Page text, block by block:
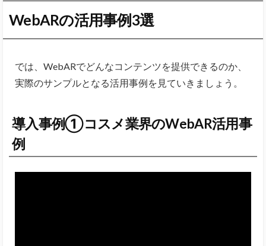
WebARの活用事例3選
では、WebARでどんなコンテンツを提供できるのか、
実際のサンプルとなる活用事例を見ていきましょう。
導入事例①コスメ業界のWebAR活用事
例